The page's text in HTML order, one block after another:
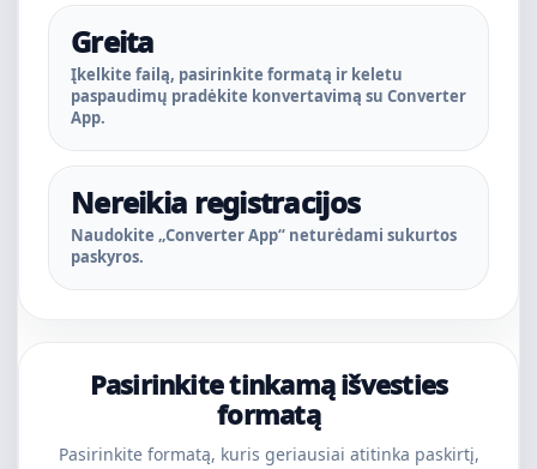
Greita
Įkelkite failą, pasirinkite formatą ir keletu
paspaudimų pradėkite konvertavimą su Converter
App.
Nereikia registracijos
Naudokite „Converter App“ neturėdami sukurtos
paskyros.
Pasirinkite tinkamą išvesties
formatą
Pasirinkite formatą, kuris geriausiai atitinka paskirtį,